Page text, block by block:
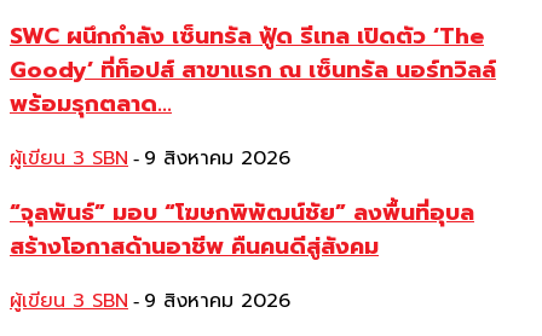
SWC ผนึกกำลัง เซ็นทรัล ฟู้ด รีเทล เปิดตัว ‘The
Goody’ ที่ท็อปส์ สาขาแรก ณ เซ็นทรัล นอร์ทวิลล์
พร้อมรุกตลาด...
ผู้เขียน 3 SBN - 9 สิงหาคม 2026
“จุลพันธ์” มอบ “โฆษกพิพัฒน์ชัย” ลงพื้นที่อุบล
สร้างโอกาสด้านอาชีพ คืนคนดีสู่สังคม
ผู้เขียน 3 SBN - 9 สิงหาคม 2026